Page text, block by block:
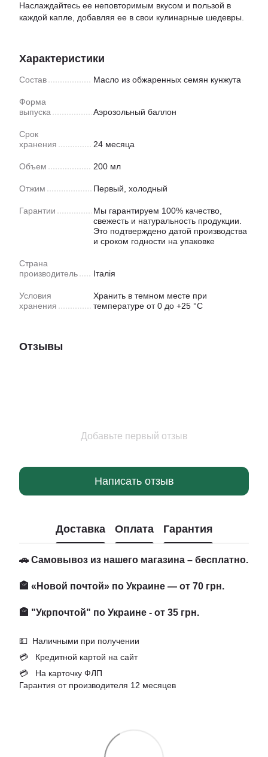
Наслаждайтесь ее неповторимым вкусом и пользой в
каждой капле, добавляя ее в свои кулинарные шедевры.
Характеристики
Состав Масло из обжаренных семян кунжута
Форма
выпуска
Аэрозольный баллон
Срок
хранения
24 месяца
Объем 200 мл
Отжим Первый, холодный
Гарантии
Мы гарантируем 100% качество,
свежесть и натуральность продукции.
Это подтверждено датой производства
и сроком годности на упаковке
Страна
производитель
Італія
Условия
хранения
Хранить в темном месте при
температуре от 0 до +25 °C
Отзывы
Добавьте первый отзыв
Написать отзыв
Доставка Оплата Гарантия
🚗 Самовывоз из нашего магазина – бесплатно.
🏤 «Новой почтой» по Украине — от 70 грн.
🏤 "Укрпочтой" по Украине - от 35 грн.
💵 Наличными при получении
💳 Кредитной картой на сайт
💳 На карточку ФЛП
Гарантия от производителя 12 месяцев